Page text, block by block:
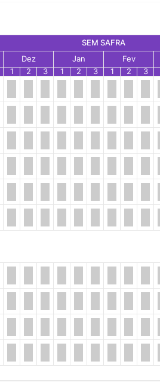
SEM SAFRA
Dez Jan Fev
1 2 3 1 2 3 1 2 3